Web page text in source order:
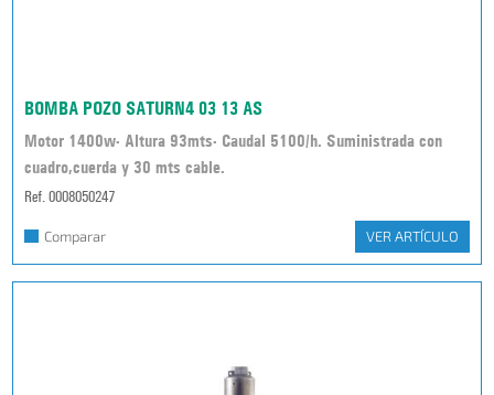
BOMBA POZO SATURN4 03 13 AS
Motor 1400w- Altura 93mts- Caudal 5100/h. Suministrada con
cuadro,cuerda y 30 mts cable.
Ref. 0008050247
Comparar VER ARTÍCULO